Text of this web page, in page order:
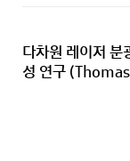
다차원 레이저 분
성 연구